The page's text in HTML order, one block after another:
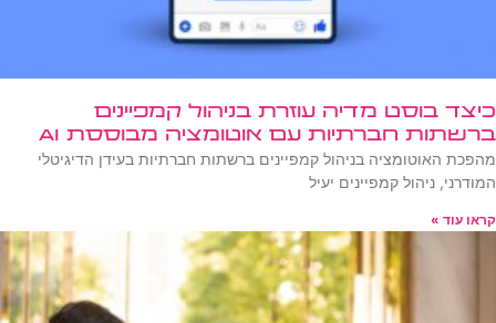
כיצד בוסט מדיה עוזרת בניהול קמפיינים
ברשתות חברתיות עם אוטומציה מבוססת AI
מהפכת האוטומציה בניהול קמפיינים ברשתות חברתיות בעידן הדיגיטלי
המודרני, ניהול קמפיינים יעיל
קראו עוד »